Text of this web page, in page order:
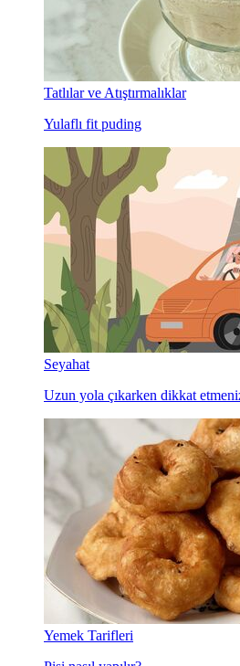
Tatlılar ve Atıştırmalıklar
Yulaflı fit puding
Seyahat
Uzun yola çıkarken dikkat
Yemek Tarifleri